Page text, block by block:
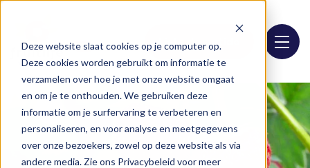
Deze website slaat cookies op je computer op.
Deze cookies worden gebruikt om informatie te
verzamelen over hoe je met onze website omgaat
en om je te onthouden. We gebruiken deze
informatie om je surfervaring te verbeteren en
personaliseren, en voor analyse en meetgegevens
over onze bezoekers, zowel op deze website als via
andere media. Zie ons Privacybeleid voor meer
Lista de surtido